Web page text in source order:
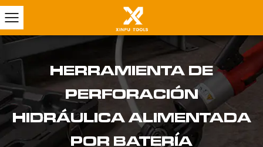
HERRAMIENTA DE
PERFORACIÓN
HIDRÁULICA ALIMENTADA
POR BATERÍA